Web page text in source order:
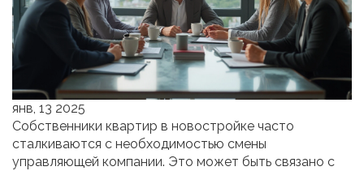
янв, 13 2025
Собственники квартир в новостройке часто
сталкиваются с необходимостью смены
управляющей компании. Это может быть связано с